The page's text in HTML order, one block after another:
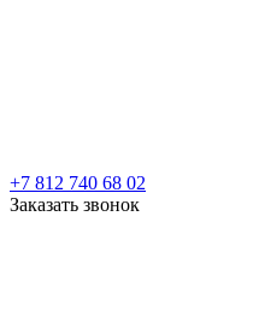
+7 812 740 68 02
Заказать звонок